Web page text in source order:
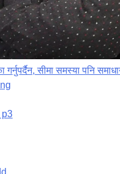
गर्नुपर्दैन, सीमा समस्या पनि